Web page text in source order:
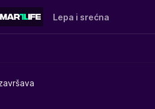
Lepa i srećna